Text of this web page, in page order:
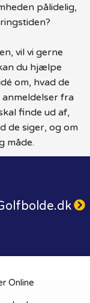
pålidelig,
vil vi gerne
du hjælpe
om, hvad de
anmeldelser fra
finde ud af,
de siger, og om
måde.
Online